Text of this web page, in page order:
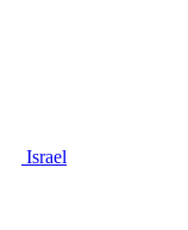
Israel